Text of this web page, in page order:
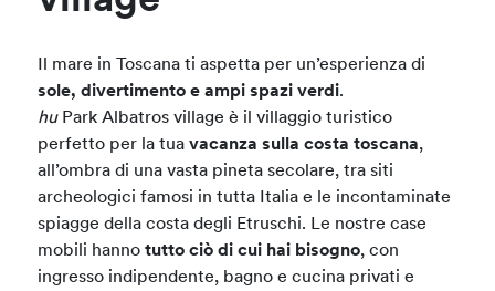
Il mare in Toscana ti aspetta per un’esperienza di
sole, divertimento e ampi spazi verdi.
huPark Albatros village è il villaggio turistico
perfetto per la tuavacanza sulla costa toscana,
all’ombra di una vasta pineta secolare, tra siti
archeologici famosi in tutta Italia e le incontaminate
spiagge della costa degli Etruschi. Le nostre case
mobili hannotutto ciò di cui hai bisogno, con
ingresso indipendente, bagno e cucina privati e